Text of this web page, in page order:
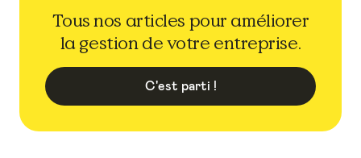
Tous nos articles pour améliorer
la gestion de votre entreprise.
C'est parti !